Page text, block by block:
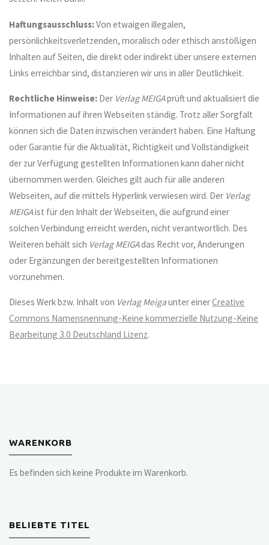
Haftungsausschluss:Von etwaigen illegalen,
persönlichkeitsverletzenden, moralisch oder ethisch anstößigen
Inhalten auf Seiten, die direkt oder indirekt über unsere externen
Links erreichbar sind, distanzieren wir uns in aller Deutlichkeit.
Rechtliche Hinweise: Der Verlag MEIGAprüft und aktualisiert die
Informationen auf ihren Webseiten ständig. Trotz aller Sorgfalt
können sich die Daten inzwischen verändert haben. Eine Haftung
oder Garantie für die Aktualität, Richtigkeit und Vollständigkeit
der zur Verfügung gestellten Informationen kann daher nicht
übernommen werden. Gleiches gilt auch für alle anderen
Webseiten, auf die mittels Hyperlink verwiesen wird. Der Verlag
MEIGAist für den Inhalt der Webseiten, die aufgrund einer
solchen Verbindung erreicht werden, nicht verantwortlich. Des
Weiteren behält sich Verlag MEIGAdas Recht vor, Änderungen
oder Ergänzungen der bereitgestellten Informationen
vorzunehmen.
Dieses Werk bzw. Inhalt von Verlag Meigaunter einerCreative
Commons Namensnennung-Keine kommerzielle Nutzung-Keine
Bearbeitung 3.0 Deutschland Lizenz.
WARENKORB
Es befinden sich keine Produkte im Warenkorb.
BELIEBTE TITEL